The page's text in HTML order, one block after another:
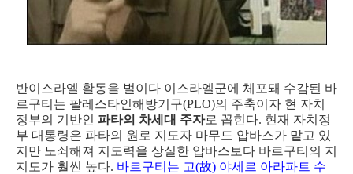
반이스라엘 활동을 벌이다 이스라엘군에 체포돼 수감된 바
르구티는 팔레스타인해방기구(PLO)의 주축이자 현 자치
정부의 기반인 파타의 차세대 주자로 꼽힌다. 현재 자치정
부 대통령은 파타의 원로 지도자 마무드 압바스가 맡고 있
지만 노쇠해져 지도력을 상실한 압바스보다 바르구티의 지
지도가 훨씬 높다. 바르구티는 고(故) 야세르 아라파트 수